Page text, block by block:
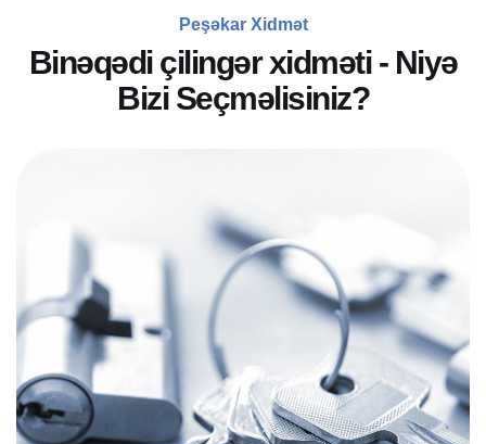
Peşəkar Xidmət
Binəqədi çil ingər xidməti - Niyə
Bizi Seçməl isiniz?